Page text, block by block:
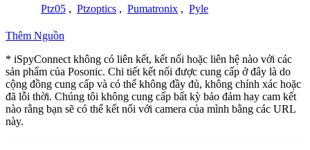
Ptz05 , Ptzoptics , Pumatronix , Pyle
Thêm Nguồn
* iSpyConnect không có liên kết, kết nối hoặc liên hệ nào với các
sản phẩm của Posonic. Chi tiết kết nối được cung cấp ở đây là do
cộng đồng cung cấp và có thể không đầy đủ, không chính xác hoặc
đã lỗi thời. Chúng tôi không cung cấp bất kỳ bảo đảm hay cam kết
nào rằng bạn sẽ có thể kết nối với camera của mình bằng các URL
này.